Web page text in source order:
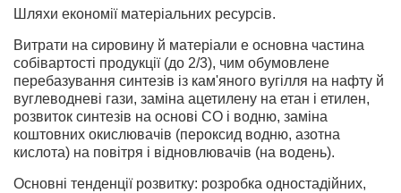
Шляхи економії матеріальних ресурсів.
Витрати на сировину й матеріали е основна частина
собівартості продукції (до 2/3), чим обумовлене
перебазування синтезів із кам'яного вугілля на нафту й
вуглеводневі гази, заміна ацетилену на етан і етилен,
розвиток синтезів на основі CO і водню, заміна
коштовних окислювачів (пероксид водню, азотна
кислота) на повітря і відновлювачів (на водень).
Основні тенденції розвитку: розробка одностадійних,